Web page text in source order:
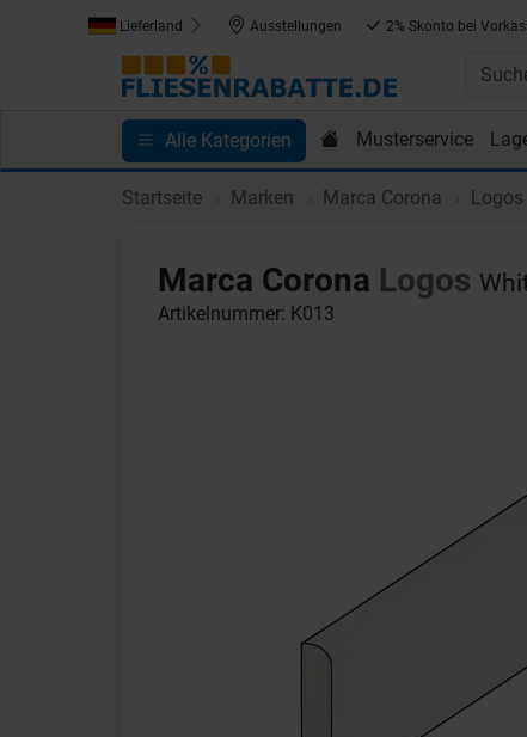
Lieferland Ausstellungen 2% Skonto bei
Alle Kategorien Musterservice
Kundenprojekte Blog Einkaufen bei
Startseite Marken Marca Corona Logos
Marca Corona Logos
Artikelnummer: K013